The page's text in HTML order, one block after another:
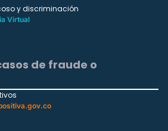
y discriminación
Virtual
de fraude o